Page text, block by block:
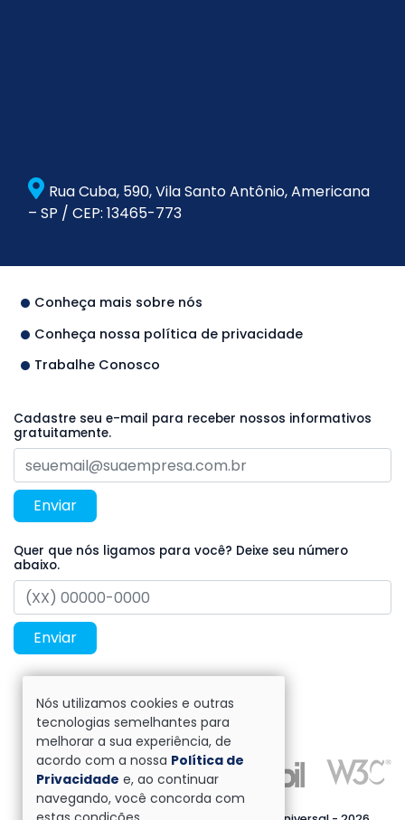
Rua Cuba, 590, Vila Santo Antônio, Americana
– SP / CEP: 13465-773
Conheça mais sobre nós
Conheça nossa política de privacidade
Trabalhe Conosco
Cadastre seu e-mail para receber nossos informativos
gratuitamente.
Enviar
Quer que nós ligamos para você? Deixe seu número
abaixo.
Enviar
Nós utilizamos cookies e outras
tecnologias semelhantes para
melhorar a sua experiência, de
acordo com a nossa Política de
Privacidade e, ao continuar
navegando, você concorda com